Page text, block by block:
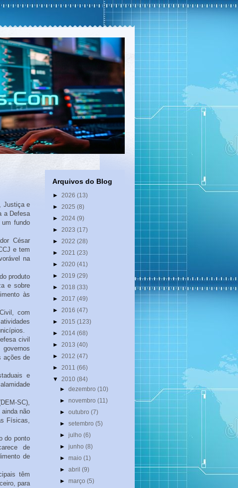
Justiça e
a Defesa
fundo
César
e tem
na
produto
e sobre
às
com
civil
ações de
e
SC),
não
Físicas,
do ponto
de
de
têm
para
Arquivos do Blog
► 2026 (13)
► 2025 (8)
► 2024 (9)
► 2023 (17)
► 2022 (28)
► 2021 (23)
► 2020 (41)
► 2019 (29)
► 2018 (33)
► 2017 (49)
► 2016 (47)
► 2015 (123)
► 2014 (68)
► 2013 (40)
► 2012 (47)
► 2011 (66)
▼ 2010 (84)
►dezembro(10)
►novembro(11)
►outubro(7)
►setembro(5)
►julho(6)
►junho(8)
►maio(1)
►abril(9)
►março(5)